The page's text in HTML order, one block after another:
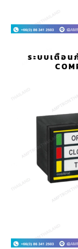
ระบบเตือน